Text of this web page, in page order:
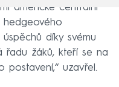
americké centrální
hedgeového
díky svému
řadu žáků, kteří se na
postavení,“ uzavřel.